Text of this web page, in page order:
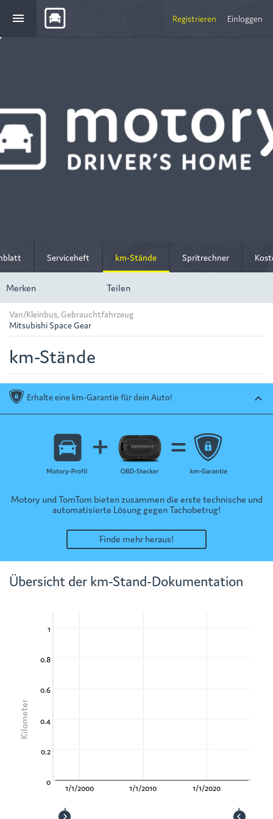
menu Registrieren Einloggen
Serviceheft km-Stände Spritrechner
Merken Teilen
Van/Kleinbus, Gebrauchtfahrzeug
Mitsubishi Space Gear
km-Stände
Erhalte eine km-Garantie für dein Auto! keyboard_arrow_up
Motory und TomTom bieten zusammen die erste technische und
automatisierte Lösung gegen Tachobetrug!
Finde mehr heraus!
Übersicht der km-Stand-Dokumentation
Kilometer
0
0.2
0.4
0.6
0.8
1
1/1/2000 1/1/2010 1/1/2020